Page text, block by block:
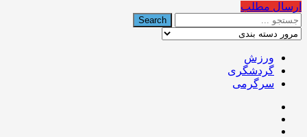
ارسال مطلب
ورزش
گردشگری
سرگرمی